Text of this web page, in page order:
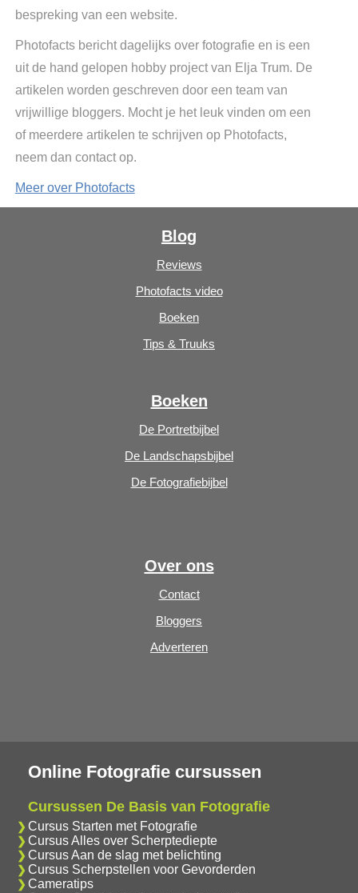
bespreking van een website.
Photofacts bericht dagelijks over fotografie en is een
uit de hand gelopen hobby project van Elja Trum. De
artikelen worden geschreven door een team van
vrijwillige bloggers. Mocht je het leuk vinden om een
of meerdere artikelen te schrijven op Photofacts,
neem dan contact op.
Meer over Photofacts
Blog
Reviews
Photofacts video
Boeken
Tips & Truuks
Boeken
De Portretbijbel
De Landschapsbijbel
De Fotografiebijbel
Over ons
Contact
Bloggers
Adverteren
Online Fotografie cursussen
Cursussen De Basis van Fotografie
Cursus Starten met Fotografie
Cursus Alles over Scherptediepte
Cursus Aan de slag met belichting
Cursus Scherpstellen voor Gevorderden
Cameratips